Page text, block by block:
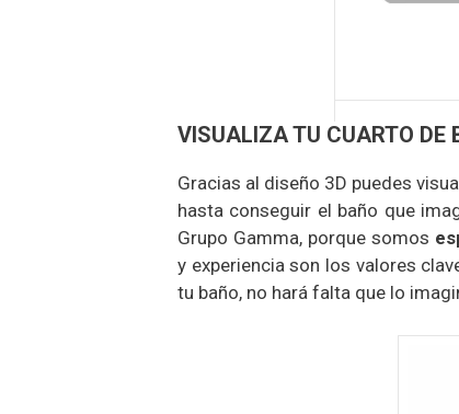
VISUALIZA TU CUARTO DE
Gracias al diseño 3D puedes
hasta conseguir el baño que
Grupo Gamma, porque somos
y experiencia son los valores
tu baño, no hará falta que lo